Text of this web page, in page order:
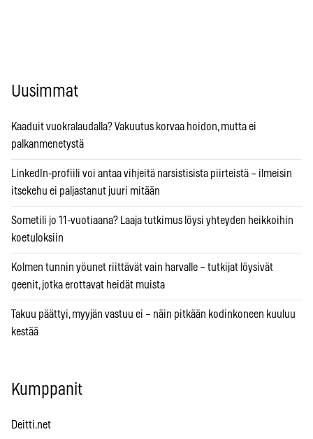
Uusimmat
Kaaduit vuokralaudalla? Vakuutus korvaa hoidon, mutta ei
palkanmenetystä
LinkedIn-profiili voi antaa vihjeitä narsistisista piirteistä – ilmeisin
itsekehu ei paljastanut juuri mitään
Sometili jo 11-vuotiaana? Laaja tutkimus löysi yhteyden heikkoihin
koetuloksiin
Kolmen tunnin yöunet riittävät vain harvalle – tutkijat löysivät
geenit, jotka erottavat heidät muista
Takuu päättyi, myyjän vastuu ei – näin pitkään kodinkoneen kuuluu
kestää
Kumppanit
Deitti.net